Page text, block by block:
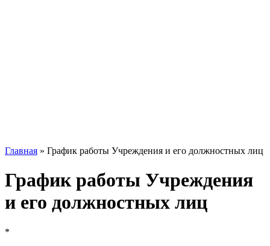
Главная » График работы Учреждения и его должностных лиц
График работы Учреждения
и его должностных лиц
*